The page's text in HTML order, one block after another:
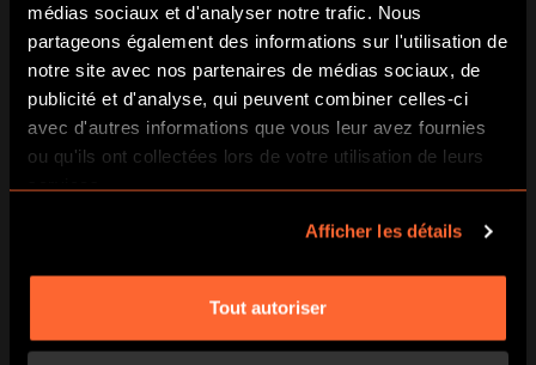
médias sociaux et d'analyser notre trafic. Nous
partageons également des informations sur l'utilisation de
notre site avec nos partenaires de médias sociaux, de
publicité et d'analyse, qui peuvent combiner celles-ci
avec d'autres informations que vous leur avez fournies
ou qu'ils ont collectées lors de votre utilisation de leurs
services.
Afficher les détails
Tout autoriser
5. TRAITEMENT DES DEMANDES
cas d’acceptation, le remboursement est effectué via le
moyen de paiement initial.
6. FORMULAIRE DE CONTACT